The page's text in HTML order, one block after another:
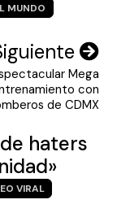
MUNDO
Mega
con
de CDMX
haters
VIRAL